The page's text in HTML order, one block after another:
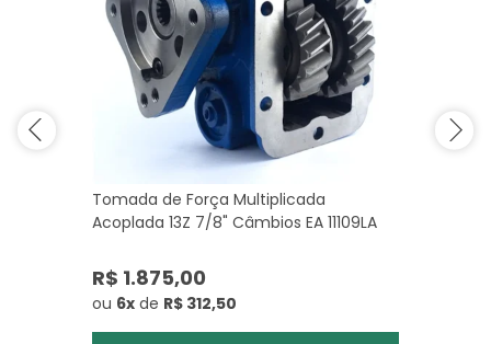
Tomada de Força Multiplicada
Acoplada 13Z 7/8" Câmbios EA 11109LA
R$ 1.875,00
ou 6x de R$ 312,50